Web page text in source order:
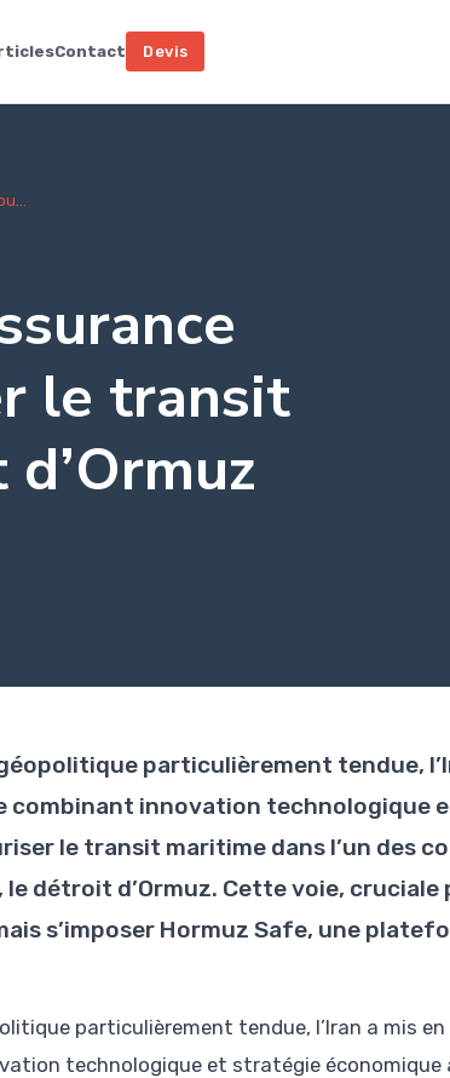
Contact Devis
le transit
particulièrement tendue,
combinant innovation technologique
le transit maritime dans l’un des
le détroit d’Ormuz. Cette voie,
s’imposer Hormuz Safe, une
particulièrement tendue, l’Iran a mis
technologique et stratégie économique